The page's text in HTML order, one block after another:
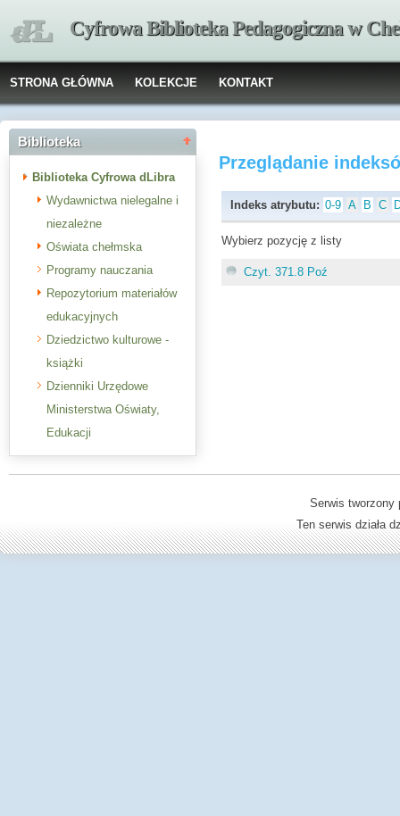
Cyfrowa Biblioteka Pedagogiczna w
STRONA GŁÓWNA KOLEKCJE KONTAKT
Biblioteka
Biblioteka Cyfrowa dLibra
Wydawnictwa nielegalne i
niezależne
Oświata chełmska
Programy nauczania
Repozytorium materiałów
edukacyjnych
Dziedzictwo kulturowe -
książki
Dzienniki Urzędowe
Ministerstwa Oświaty,
Edukacji
Przeglądanie
Indeks atrybutu: 0-9 A B C
Wybierz pozycję z listy
Czyt. 371.8 Poź
Serwis
Ten serwis działa